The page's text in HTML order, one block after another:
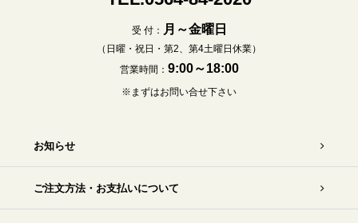
受 付： 月～金曜日
（日曜・祝日・第2、第4土曜日休業）
営業時間： 9:00～18:00
※まずはお問い合せ下さい
お知らせ
ご注文方法・お支払いについて